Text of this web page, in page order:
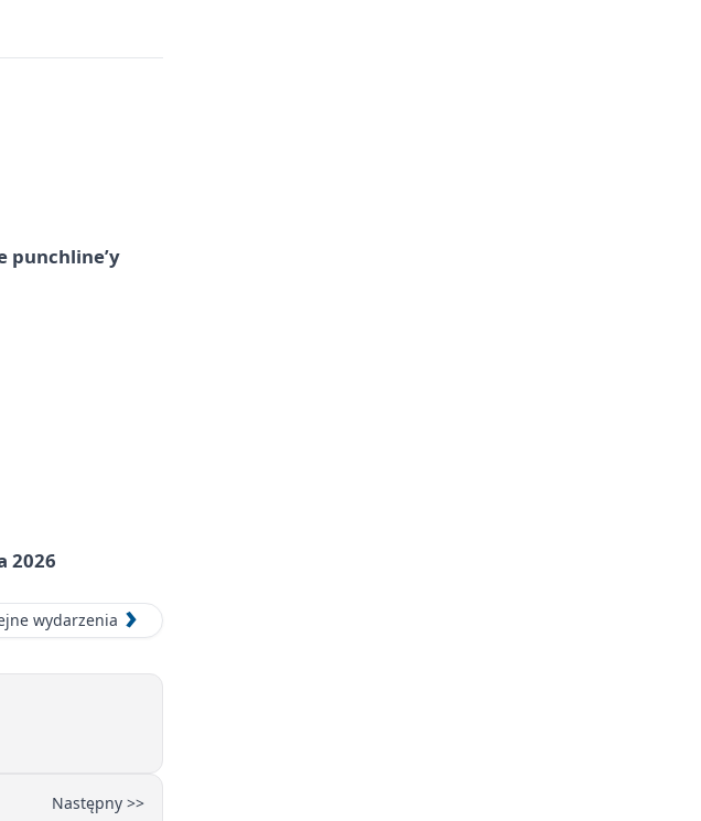
punchline’y
2026
wydarzenia
Następny >>